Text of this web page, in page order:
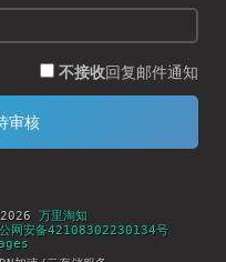
不接收回复邮件通知
万里淘知
网安备42108302230134号